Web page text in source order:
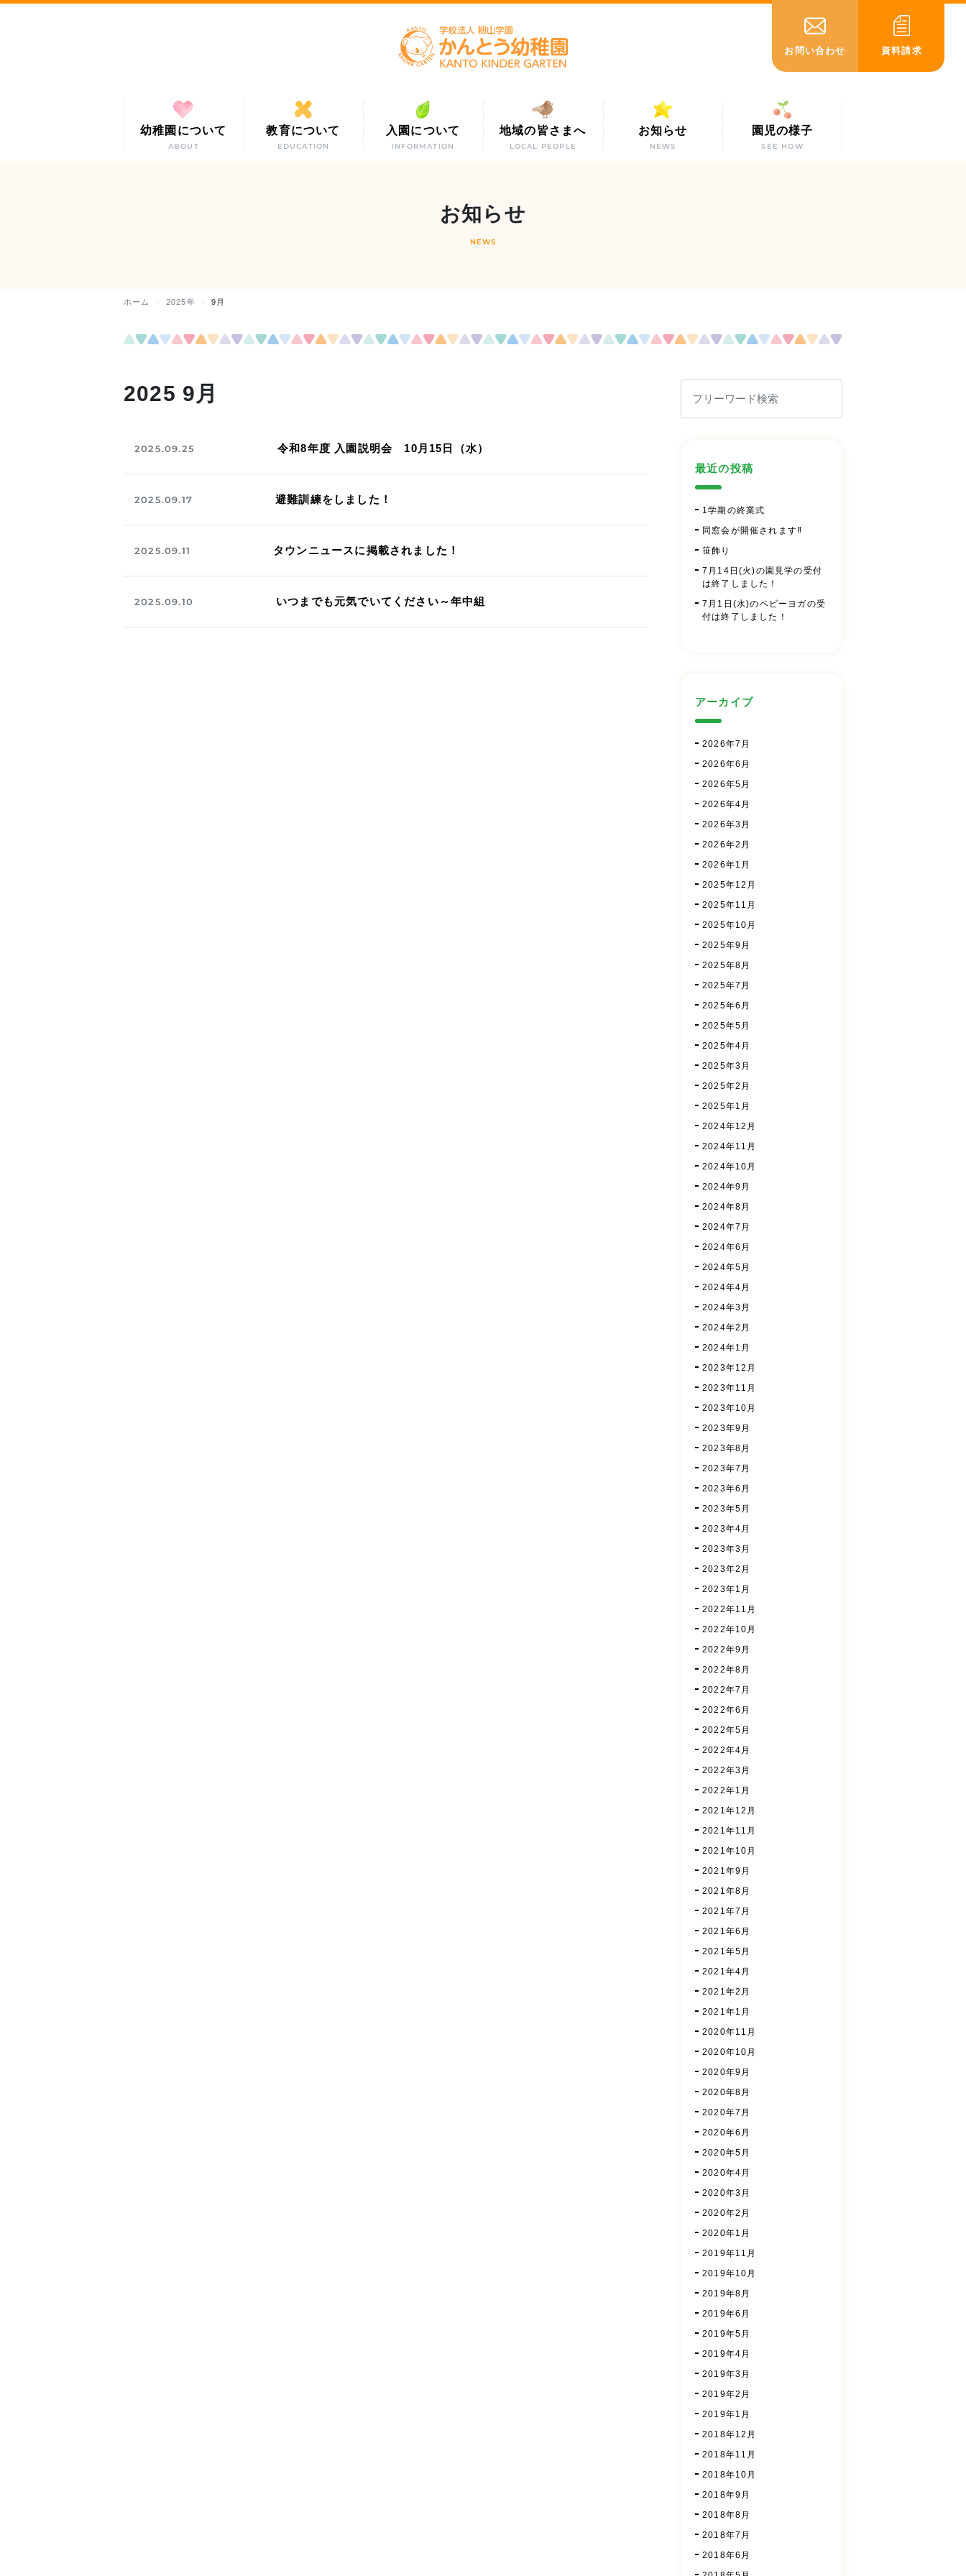
お問い合わせ 資料請求
幼稚園について
ABOUT
教育について
EDUCATION
入園について
INFORMATION
地域の皆さまへ
LOCAL PEOPLE
お知らせ
NEWS
園児の様子
SEE HOW
お知らせ
NEWS
ホーム 2025年 9月
2025 9月
2025.09.25 令和8年度 入園説明会 10月15日（水）
2025.09.17 避難訓練をしました！
2025.09.11 タウンニュースに掲載されました！
2025.09.10 いつまでも元気でいてください～年中組
最近の投稿
1学期の終業式
同窓会が開催されます‼
笹飾り
7月14日(火)の園見学の受付
は終了しました！
7月1日(水)のベビーヨガの受
付は終了しました！
アーカイブ
2026年7月
2026年6月
2026年5月
2026年4月
2026年3月
2026年2月
2026年1月
2025年12月
2025年11月
2025年10月
2025年9月
2025年8月
2025年7月
2025年6月
2025年5月
2025年4月
2025年3月
2025年2月
2025年1月
2024年12月
2024年11月
2024年10月
2024年9月
2024年8月
2024年7月
2024年6月
2024年5月
2024年4月
2024年3月
2024年2月
2024年1月
2023年12月
2023年11月
2023年10月
2023年9月
2023年8月
2023年7月
2023年6月
2023年5月
2023年4月
2023年3月
2023年2月
2023年1月
2022年11月
2022年10月
2022年9月
2022年8月
2022年7月
2022年6月
2022年5月
2022年4月
2022年3月
2022年1月
2021年12月
2021年11月
2021年10月
2021年9月
2021年8月
2021年7月
2021年6月
2021年5月
2021年4月
2021年2月
2021年1月
2020年11月
2020年10月
2020年9月
2020年8月
2020年7月
2020年6月
2020年5月
2020年4月
2020年3月
2020年2月
2020年1月
2019年11月
2019年10月
2019年8月
2019年6月
2019年5月
2019年4月
2019年3月
2019年2月
2019年1月
2018年12月
2018年11月
2018年10月
2018年9月
2018年8月
2018年7月
2018年6月